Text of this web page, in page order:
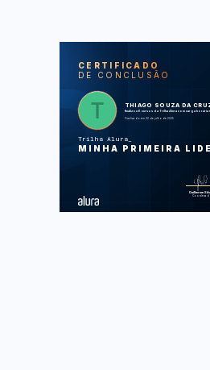
CERTIFICADO
DE CONCLUSÃO
THIAGO SOUZA DA
finalizou 6 cursos da Trilha Alura com carga horária
Finalizado em 22 de julho de 2025
Trilha Alura
MINHA PRIMEIRA
Guilherme
missão e
Hábitos